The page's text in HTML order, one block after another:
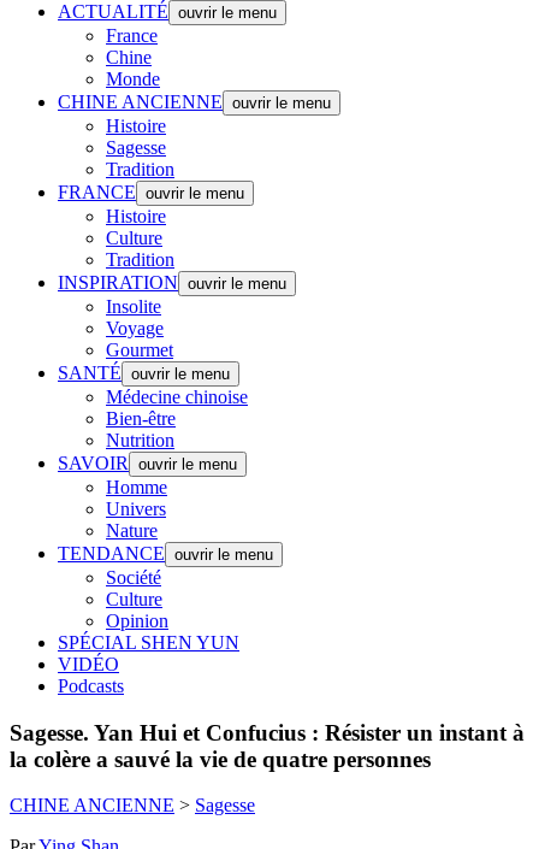
ACTUALITÉ ouvrir le menu
France
Chine
Monde
CHINE ANCIENNE ouvrir le menu
Histoire
Sagesse
Tradition
FRANCE ouvrir le menu
Histoire
Culture
Tradition
INSPIRATION ouvrir le menu
Insolite
Voyage
Gourmet
SANTÉ ouvrir le menu
Médecine chinoise
Bien-être
Nutrition
SAVOIR
ouvrir le menu
Homme
Univers
Nature
TENDANCE ouvrir le menu
Société
Culture
Opinion
SPÉCIAL SHEN YUN
VIDÉO
Podcasts
Sagesse. Yan Hui et Confucius : Résister un instant à
la colère a sauvé la vie de quatre personnes
CHINE ANCIENNE > Sagesse